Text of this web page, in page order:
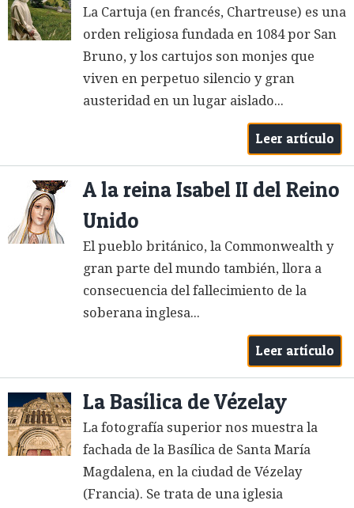
La Cartuja (en francés, Chartreuse) es una
orden religiosa fundada en 1084 por San
Bruno, y los cartujos son monjes que
viven en perpetuo silencio y gran
austeridad en un lugar aislado...
Leer artículo
A la reina Isabel II del Reino
Unido
El pueblo británico, la Commonwealth y
gran parte del mundo también, llora a
consecuencia del fallecimiento de la
soberana inglesa...
Leer artículo
La Basílica de Vézelay
La fotografía superior nos muestra la
fachada de la Basílica de Santa María
Magdalena, en la ciudad de Vézelay
(Francia). Se trata de una iglesia